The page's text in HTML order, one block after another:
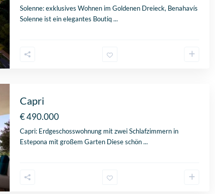
Solenne: exklusives Wohnen im Goldenen Dreieck, Benahavís
Solenne ist ein elegantes Boutiq...
Capri
€ 490.000
Capri: Erdgeschosswohnung mit zwei Schlafzimmern in
Estepona mit großem Garten Diese schön...